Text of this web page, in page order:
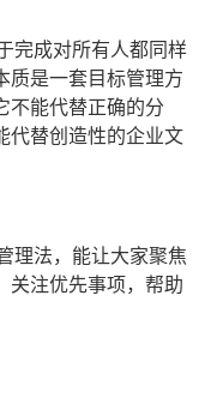
完成对所有人都同样
质是一套目标管理方
不能代替正确的分
代替创造性的企业文
理法，能让大家聚焦
关注优先事项，帮助